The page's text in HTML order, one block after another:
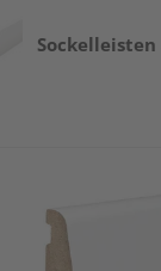
Sockelleisten